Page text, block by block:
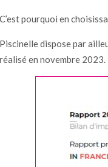
C’est pourquoi en
Piscinelle dispose par
réalisé en novembre 2023.